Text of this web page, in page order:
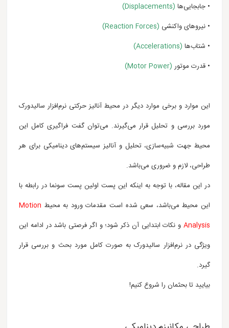
• جابجایی‌ها (Displacements)
• نیرو‌های واکنشی (Reaction Forces)
• شتاب‌ها (Accelerations)
• قدرت موتور (Motor Power)
این موارد و برخی موارد دیگر در محیط آنالیز حرکتی نرم‌افزار سالیدورک
مورد بررسی و تحلیل قرار می‌گیرند. می‌توانگفت فراگیری کامل این
محیط جهت شبیه‌سازی، تحلیل و آنالیز سیستم‌های دینامیکی برای هر
طراحی، لازم و ضروری می‌باشد.
در این مقاله، با توجه به اینکه این پست اولین پست سونما در رابطه با
این محیط می‌باشد، سعی شده است مقدمات ورود به محیط Motion
Analysisو نکات ابتدایی آن ذکر شود؛و اگر فرصتی باشد در ادامه این
ویژگی در نرم‌افزار سالیدورک به صورت کامل مورد بحث و بررسی قرار
گیرد.
بیایید تا بحثمان را شروع کنیم!